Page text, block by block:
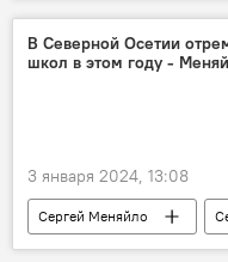
Новости
Россия
В Северной Осетии
школ в этом году -
3 января 2024, 13:08
Сергей Меняйло
Строительство